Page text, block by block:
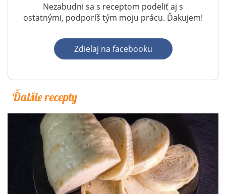
Nezabudni sa s receptom podeliť aj s
ostatnými, podporíš tým moju prácu. Ďakujem!
Zdielaj na facebooku
Ďalšie recepty